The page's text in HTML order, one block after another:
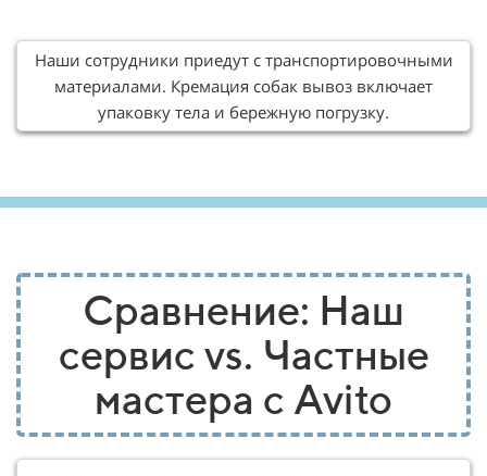
Наши сотрудники приедут с транспортировочными
материалами. Кремация собак вывоз включает
упаковку тела и бережную погрузку.
Сравнение: Наш
сервис vs. Частные
мастера с Avito